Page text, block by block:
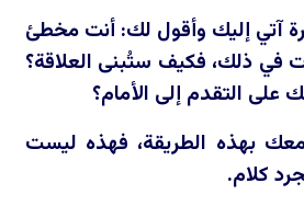
آتي إليك وأقول لك: أنت مخطئ
في ذلك، فكيف ستُبنى العلاقة؟
التقدم إلى الأمام؟
بهذه الطريقة، فهذه ليست
كلام.